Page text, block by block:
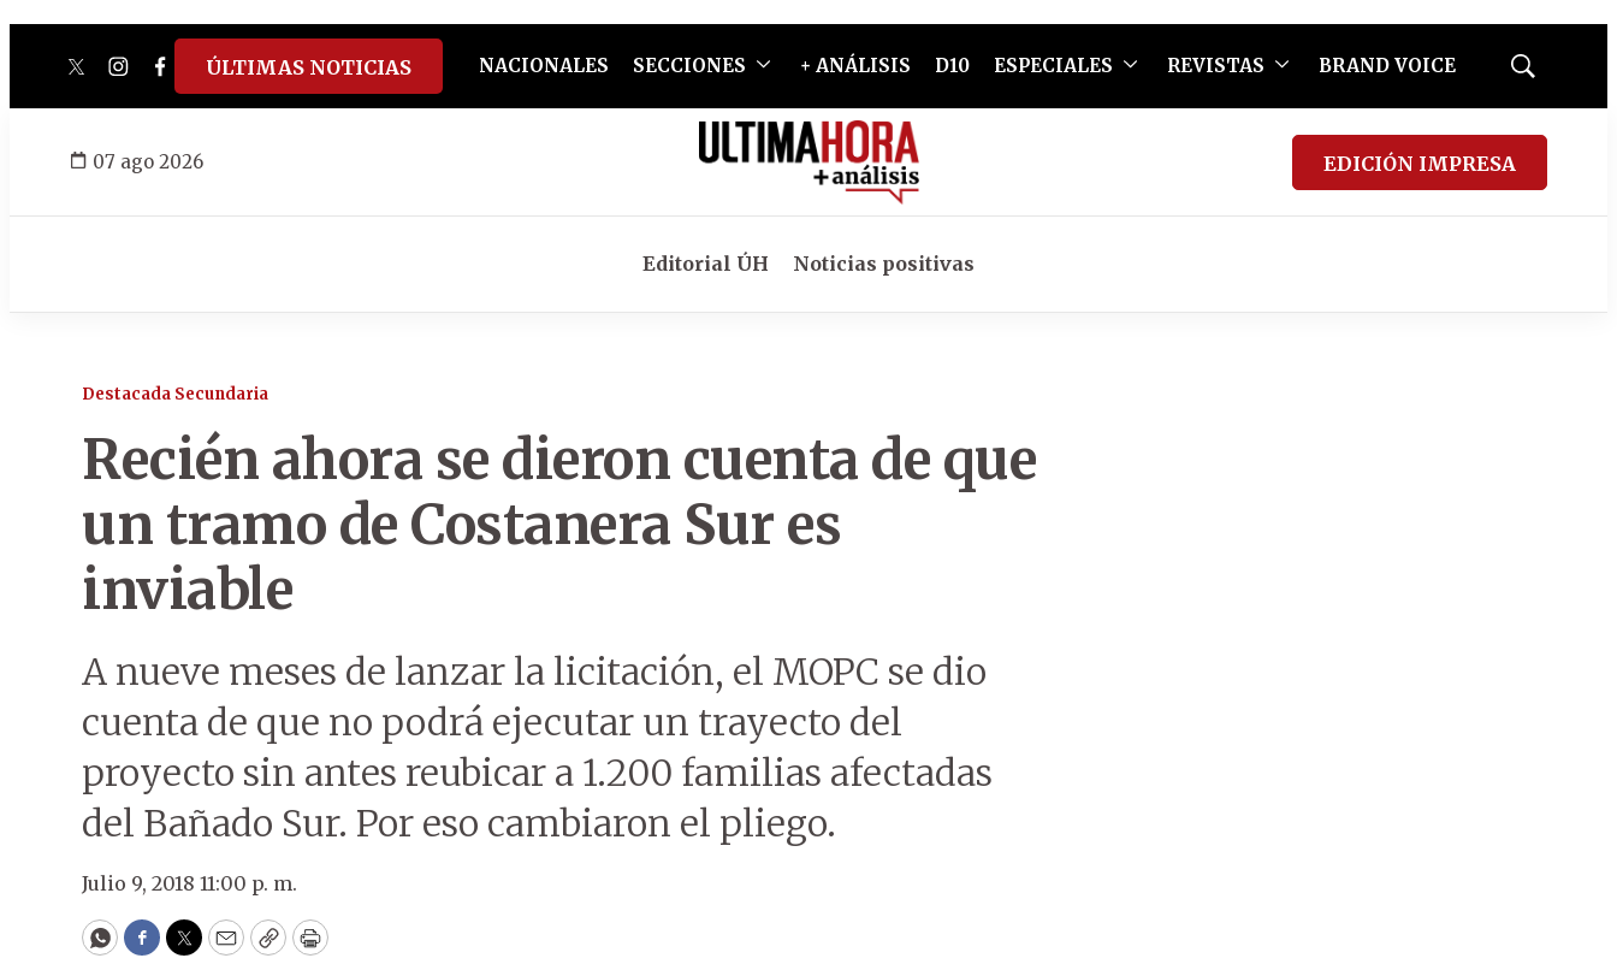
twitterinstagram
facebook
tiktokyoutube
spotify
ÚLTIMAS NOTICIAS NACIONALES SECCIONES + ANÁLISIS D10 ESPECIALES REVISTAS BRAND VOICE
Mostrar
07 ago 2026 EDICIÓN IMPRESA
Editorial ÚH Noticias positivas
Destacada Secundaria
Recién ahora se dieron cuenta de que
un tramo de Costanera Sur es
inviable
A nueve meses de lanzar la licitación, el MOPC se dio
cuenta de que no podrá ejecutar un trayecto del
proyecto sin antes reubicar a 1.200 familias afectadas
del Bañado Sur. Por eso cambiaron el pliego.
Julio 9, 2018 11:00 p. m.
WhatsApp
Facebook
Twitter
EmailCopyPrint